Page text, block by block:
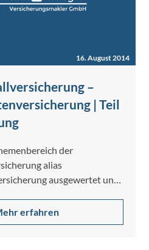
16. August 2014
–
| Teil
der
alias
ausgewertet und
der Analyse…
erfahren